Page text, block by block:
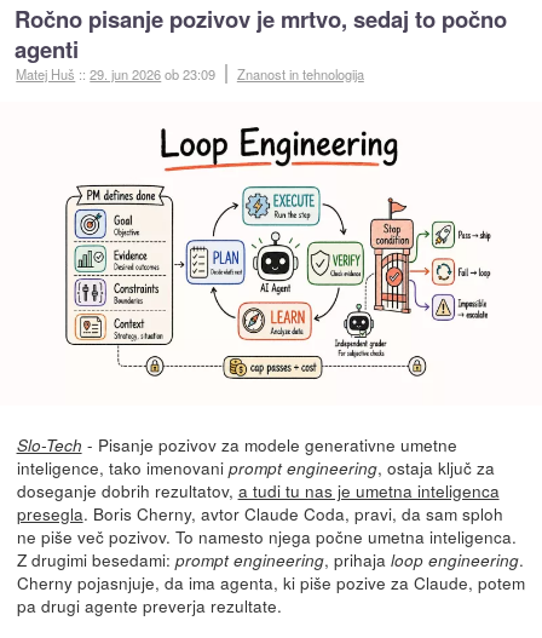
Ročno pisanje pozivov je mrtvo, sedaj to počno
agenti
Matej Huš ::29. jun 2026ob 23:09 Znanost in tehnologija
Slo-Tech - Pisanje pozivov za modele generativne umetne
inteligence, tako imenovani prompt engineering, ostaja ključ za
doseganje dobrih rezultatov, a tudi tu nas je umetna inteligenca
presegla. Boris Cherny, avtor Claude Coda, pravi, da sam sploh
ne piše več pozivov. To namesto njega počne umetna inteligenca.
Z drugimi besedami: prompt engineering, prihaja loop engineering.
Cherny pojasnjuje, da ima agenta, ki piše pozive za Claude, potem
pa drugi agente preverja rezultate.